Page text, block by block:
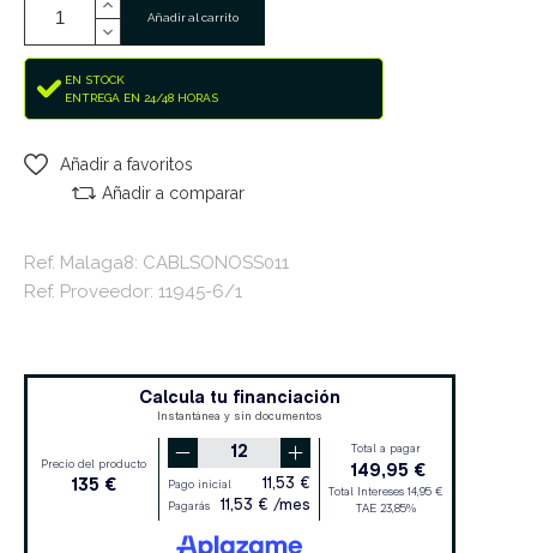
Añadir al carrito
EN STOCK
ENTREGA EN 24/48 HORAS
Añadir a favoritos
Añadir a comparar
Ref. Malaga8: CABLSONOSS011
Ref. Proveedor: 11945-6/1